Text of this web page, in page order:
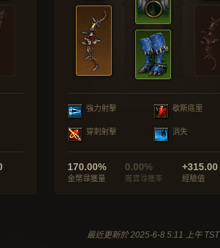
強力射擊 歇斯底里
穿刺射擊 消失
170.00%
金幣尋獲量
0.00%
魔寶尋獲率
+315.00
經驗值
最近更新於 2025-6-8 5:11 上午 TST